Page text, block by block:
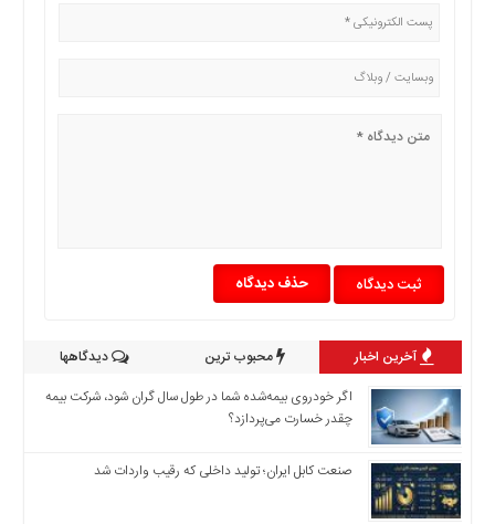
دسترسی
اخبار
بین
اخبار
اقتصادی
جدید
اخبار
حذف دیدگاه
آخرین اخبار محبوب ترین
دیدگاهها
اگر خودروی بیمه‌شده شما در طول سال گران شود، شرکت بیمه
چقدر خسارت می‌پردازد؟
صنعت کابل ایران؛ تولید داخلی که رقیب واردات شد